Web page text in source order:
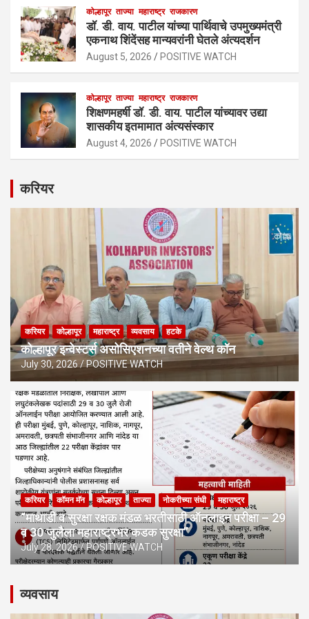
कोल्हापूर ताज्या महाराष्ट्र राजकारण
डॉ. डी. वाय. पाटील यांच्या पार्थिवाचे उपमुख्यमंत्री
एकनाथ शिंदेंसह मान्यवरांनी घेतले अंत्यदर्शन
August 5, 2026 POSITIVE WATCH
कोल्हापूर ताज्या महाराष्ट्र राजकारण
शिक्षणमहर्षी डॉ. डी. वाय. पाटील यांच्यावर उद्या
शासकीय इतमामात अंत्यसंस्कार
August 4, 2026 POSITIVE WATCH
करियर
करियर कोल्हापूर महाराष्ट्र व्यवसाय हटके
कोल्हापूर इन्वेस्टर्स असोसिएशनच्या वतीने वेल्थ कॉन
July 30, 2026 POSITIVE WATCH
करियर कॉमन मॅन कोल्हापूर ताज्या नोकरीच्या संधी महाराष्ट्र
“माथाडी व सुरक्षा रक्षक मंडळ भरतीसाठी ऑनलाइन परीक्षा – 29
व 30 जुलैला महाराष्ट्रभर कडक सुरक्षा”
July 28, 2026 POSITIVE WATCH
व्यवसाय